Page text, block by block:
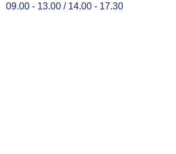
09.00 - 13.00 / 14.00 - 17.30